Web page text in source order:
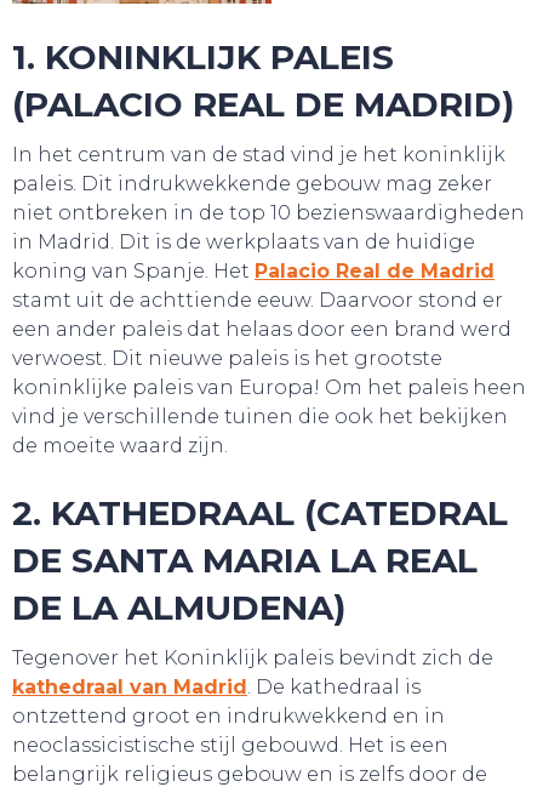
WEBSHOP
1. KONINKLIJK PALEIS
(PALACIO REAL DE MADRID)
In het centrum van de stad vind je het koninklijk
paleis. Dit indrukwekkende gebouw mag zeker
niet ontbreken in de top 10 bezienswaardigheden
in Madrid. Dit is de werkplaats van de huidige
koning van Spanje. Het Palacio Real de Madrid
stamt uit de achttiende eeuw. Daarvoor stond er
een ander paleis dat helaas door een brand werd
verwoest. Dit nieuwe paleis is het grootste
koninklijke paleis van Europa! Om het paleis heen
vind je verschillende tuinen die ook het bekijken
de moeite waard zijn.
2. KATHEDRAAL (CATEDRAL
DE SANTA MARIA LA REAL
DE LA ALMUDENA)
Tegenover het Koninklijk paleis bevindt zich de
kathedraal van Madrid. De kathedraal is
ontzettend groot en indrukwekkend en in
neoclassicistische stijl gebouwd. Het is een
belangrijk religieus gebouw en is zelfs door de